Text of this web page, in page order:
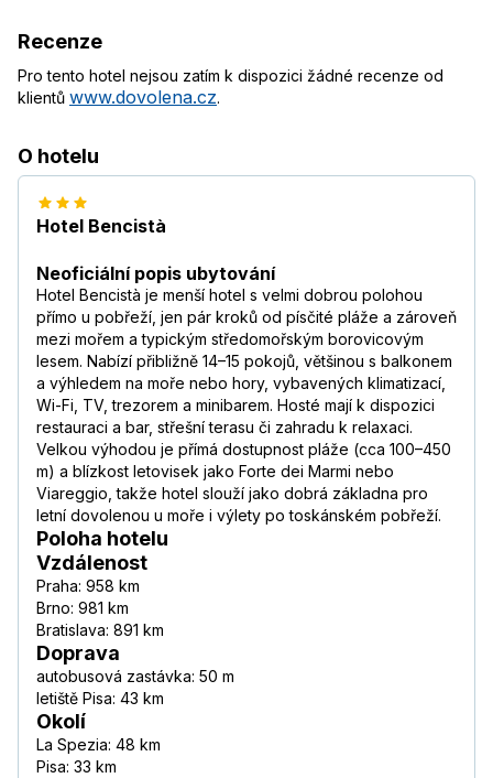
Recenze
Pro tento hotel nejsou zatím k dispozici žádné recenze od
klientů www.dovolena.cz.
O hotelu
Hotel Bencistà
Neoficiální popis ubytování
Hotel Bencistà je menší hotel s velmi dobrou polohou
přímo u pobřeží, jen pár kroků od písčité pláže a zároveň
mezi mořem a typickým středomořským borovicovým
lesem. Nabízí přibližně 14–15 pokojů, většinou s balkonem
a výhledem na moře nebo hory, vybavených klimatizací,
Wi-Fi, TV, trezorem a minibarem. Hosté mají k dispozici
restauraci a bar, střešní terasu či zahradu k relaxaci.
Velkou výhodou je přímá dostupnost pláže (cca 100–450
m) a blízkost letovisek jako Forte dei Marmi nebo
Viareggio, takže hotel slouží jako dobrá základna pro
letní dovolenou u moře i výlety po toskánském pobřeží.
Poloha hotelu
Vzdálenost
Praha: 958 km
Brno: 981 km
Bratislava: 891 km
Doprava
autobusová zastávka: 50 m
letiště Pisa: 43 km
Okolí
La Spezia: 48 km
Pisa: 33 km